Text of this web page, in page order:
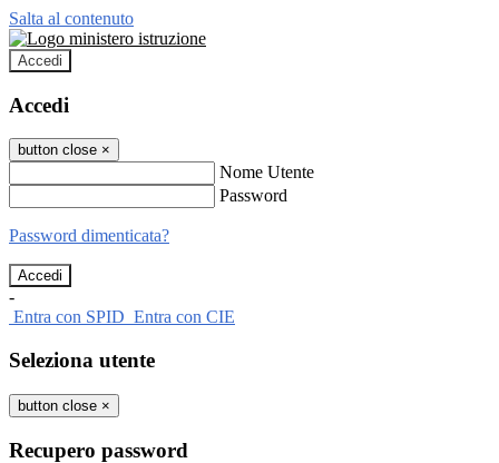
Salta al contenuto
Accedi
Accedi
button close ×
Nome Utente
Password
Password dimenticata?
-
Entra con SPID Entra con CIE
Seleziona utente
button close ×
Recupero password